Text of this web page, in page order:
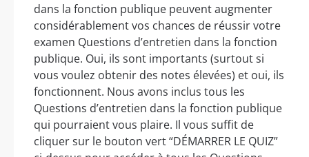
dans la fonction publique peuvent augmenter
considérablement vos chances de réussir votre
examen Questions d’entretien dans la fonction
publique. Oui, ils sont importants (surtout si
vous voulez obtenir des notes élevées) et oui, ils
fonctionnent. Nous avons inclus tous les
Questions d’entretien dans la fonction publique
qui pourraient vous plaire. Il vous suffit de
cliquer sur le bouton vert “DÉMARRER LE QUIZ”